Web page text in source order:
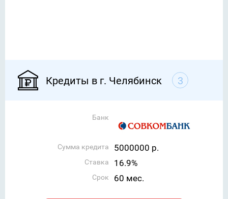
Кредиты в г. Челябинск 3
Банк
Сумма кредита 5000000 р.
Ставка 16.9%
Срок 60 мес.